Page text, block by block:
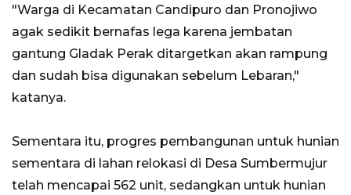
"Warga di Kecamatan Candipuro dan Pronojiwo
agak sedikit bernafas lega karena jembatan
gantung Gladak Perak ditargetkan akan rampung
dan sudah bisa digunakan sebelum Lebaran,"
katanya.
Sementara itu, progres pembangunan untuk hunian
sementara di lahan relokasi di Desa Sumbermujur
telah mencapai 562 unit, sedangkan untuk hunian